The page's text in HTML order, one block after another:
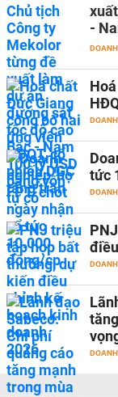
-
tức